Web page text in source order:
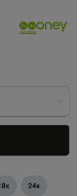
24x